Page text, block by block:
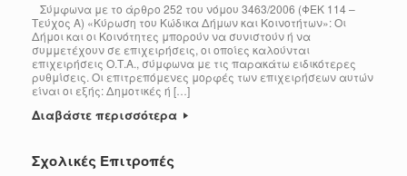
Σύμφωνα με το άρθρο 252 του νόμου 3463/2006 (ΦΕΚ 114 –
Τεύχος Α) «Κύρωση του Κώδικα Δήμων και Κοινοτήτων»: Οι
Δήμοι και οι Κοινότητες μπορούν να συνιστούν ή να
συμμετέχουν σε επιχειρήσεις, οι οποίες καλούνται
επιχειρήσεις Ο.Τ.Α., σύμφωνα με τις παρακάτω ειδικότερες
ρυθμίσεις. Οι επιτρεπόμενες μορφές των επιχειρήσεων αυτών
είναι οι εξής: Δημοτικές ή […]
Διαβάστε περισσότερα
Σχολικές Επιτροπές